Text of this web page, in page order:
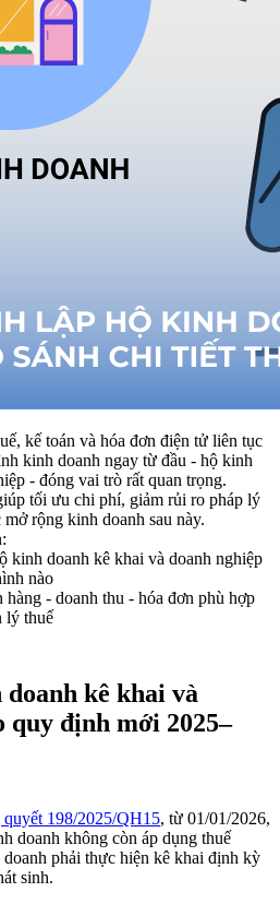
kế toán và hóa đơn điện tử liên tục
kinh doanh ngay từ đầu - hộ kinh
- đóng vai trò rất quan trọng.
tối ưu chi phí, giảm rủi ro pháp lý
rộng kinh doanh sau này.
kinh doanh kê khai và doanh nghiệp
nào
- doanh thu - hóa đơn phù hợp
lý thuế
doanh kê khai và
quy định mới 2025–
198/2025/QH15, từ 01/01/2026,
doanh không còn áp dụng thuế
phải thực hiện kê khai định kỳ
sinh.